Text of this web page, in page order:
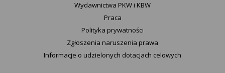
Wydawnictwa PKW i KBW
Praca
Polityka prywatności
Zgłoszenia naruszenia prawa
Informacje o udzielonych dotacjach celowych